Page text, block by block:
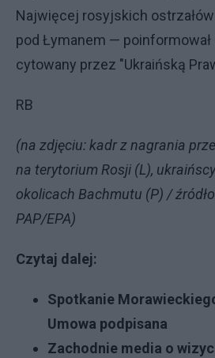
Najwięcej rosyjskich
pod Łymanem — poinformował
cytowany przez "Ukraińską
RB
(na zdjęciu: kadr z nagrania
na terytorium Rosji (L),
okolicach Bachmutu (P) /
PAP/EPA)
Czytaj dalej:
Spotkanie
Umowa podpisana
Zachodnie media o